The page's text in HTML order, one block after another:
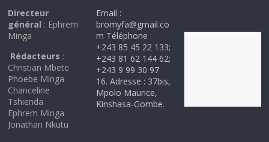
Directeur
général : Ephrem
Minga
Rédacteurs :
Christian Mbete
Phoebe Minga
Chanceline
Tshienda
Ephrem Minga
Jonathan Nkutu
Email :
bromyfa@gmail.co
m Téléphone :
+243 85 45 22 133;
+243 81 62 144 62;
+243 9 99 30 97
16. Adresse : 37bis,
Mpolo Maurice,
Kinshasa-Gombe.